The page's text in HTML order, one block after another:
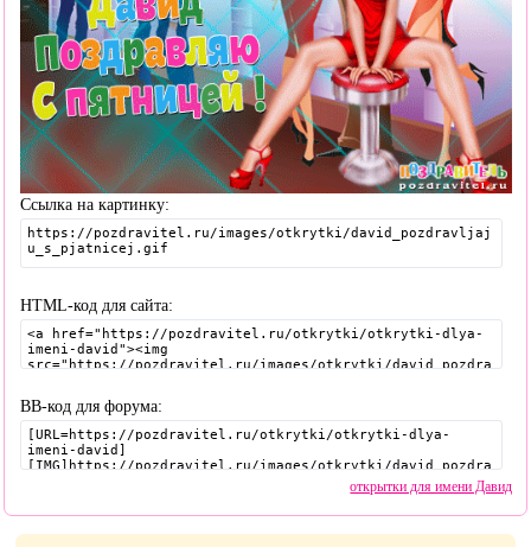
Ссылка на картинку:
HTML-код для сайта:
BB-код для форума:
открытки для имени Давид